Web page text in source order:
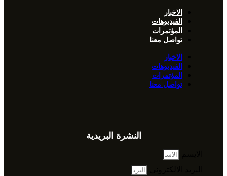
الاخبار
الفيديوهات
المؤتمرات
تواصل معنا
الاخبار
الفيديوهات
المؤتمرات
تواصل معنا
النشرة البريدية